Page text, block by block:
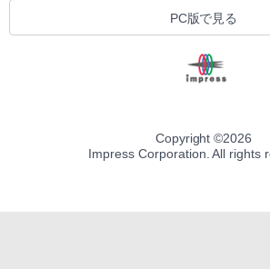
PC版で見る
Copyright ©2026
Impress Corporation. All rights